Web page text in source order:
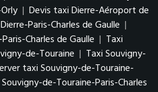
| Devis taxi Dierre-Aéroport de
Paris-Charles de Gaulle |
Charles de Gaulle | Taxi
de-Touraine | Taxi Souvigny-
taxi Souvigny-de-Touraine-
de-Touraine-Paris-Charles